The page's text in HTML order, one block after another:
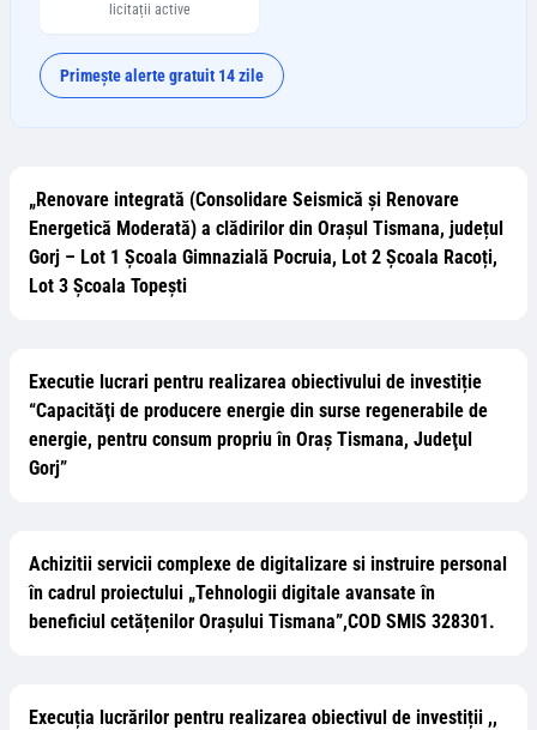
licitații active
Primește alerte gratuit 14 zile
„Renovare integrată (Consolidare Seismică și Renovare
Energetică Moderată) a clădirilor din Orașul Tismana, județul
Gorj – Lot 1 Școala Gimnazială Pocruia, Lot 2 Școala Racoți,
Lot 3 Școala Topești
Executie lucrari pentru realizarea obiectivului de investiție
“Capacităţi de producere energie din surse regenerabile de
energie, pentru consum propriu în Oraș Tismana, Judeţul
Gorj”
Achizitii servicii complexe de digitalizare si instruire personal
în cadrul proiectului „Tehnologii digitale avansate în
beneficiul cetățenilor Orașului Tismana”,COD SMIS 328301.
Execuția lucrărilor pentru realizarea obiectivul de investiții ,,